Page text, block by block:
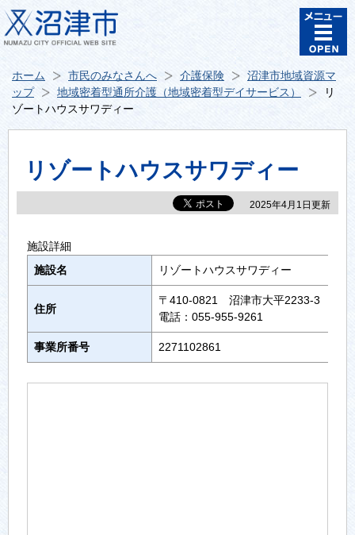
ホーム 市民のみなさんへ 介護保険
沼津市地域資源マ
ップ
地域密着型通所介護（地域密着型デイサービス）
リ
ゾートハウスサワディー
リゾートハウスサワディー
2025年4月1日更新
施設詳細
施設名
リゾートハウスサワディー
住所
〒410-0821 沼津市大平2233-3
電話：055-955-9261
事業所番号 2271102861